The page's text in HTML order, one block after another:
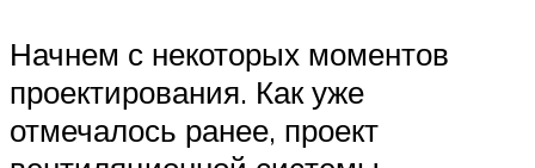
Начнем с некоторых моментов
проектирования. Как уже
отмечалось ранее, проект